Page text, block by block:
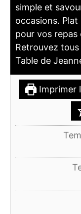
simple et
occasions.
pour vos repas
Retrouvez
Table de
Imprimer